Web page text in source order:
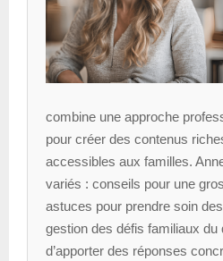
combine une approche
pour créer des contenus
accessibles aux familles.
variés : conseils pour une
astuces pour prendre soin
gestion des défis familiaux du
d’apporter des réponses